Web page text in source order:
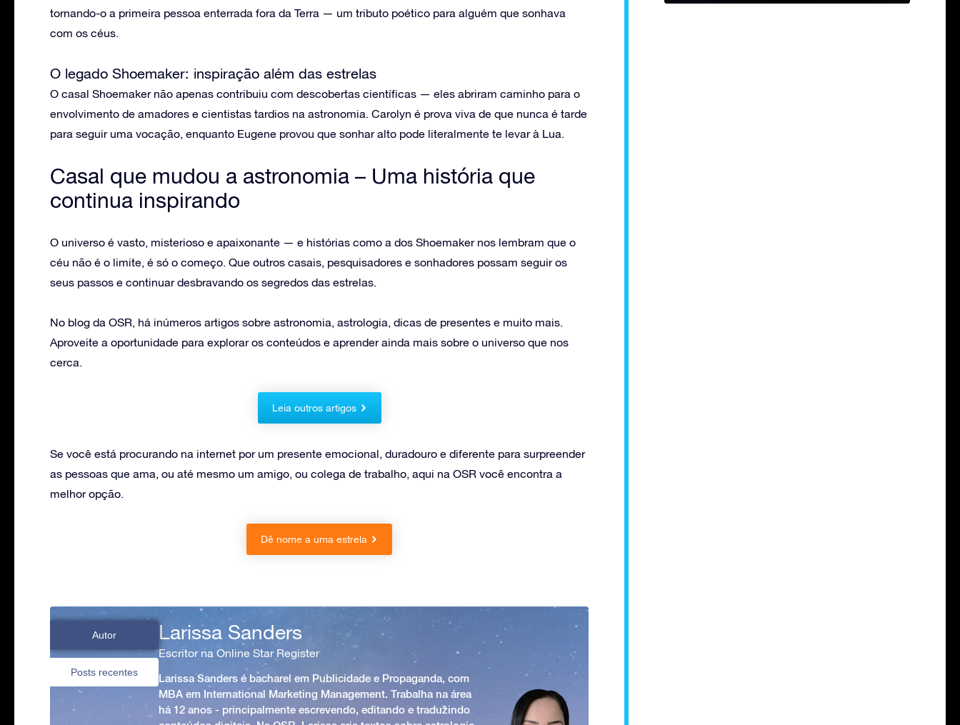
tornando-o a primeira pessoa enterrada fora da Terra — um tributo poético para alguém que sonhava
com os céus.
O legado Shoemaker: inspiração além das estrelas
O casal Shoemaker não apenas contribuiu com descobertas científicas — eles abriram caminho para o
envolvimento de amadores e cientistas tardios na astronomia. Carolyn é prova viva de que nunca é tarde
para seguir uma vocação, enquanto Eugene provou que sonhar alto pode literalmente te levar à Lua.
Casal que mudou a astronomia – Uma história que
continua inspirando
O universo é vasto, misterioso e apaixonante — e histórias como a dos Shoemaker nos lembram que o
céu não é o limite, é só o começo. Que outros casais, pesquisadores e sonhadores possam seguir os
seus passos e continuar desbravando os segredos das estrelas.
No blog da OSR, há inúmeros artigos sobre astronomia, astrologia, dicas de presentes e muito mais.
Aproveite a oportunidade para explorar os conteúdos e aprender ainda mais sobre o universo que nos
cerca.
Leia outros artigos
Se você está procurando na internet por um presente emocional, duradouro e diferente para surpreender
as pessoas que ama, ou até mesmo um amigo, ou colega de trabalho, aqui na OSR você encontra a
melhor opção.
Dê nome a uma estrela
Autor
Posts recentes
Larissa Sanders
Escritor na Online Star Register
Larissa Sanders é bacharel em Publicidade e Propaganda, com
MBA em International Marketing Management. Trabalha na área
há 12 anos - principalmente escrevendo, editando e traduzindo